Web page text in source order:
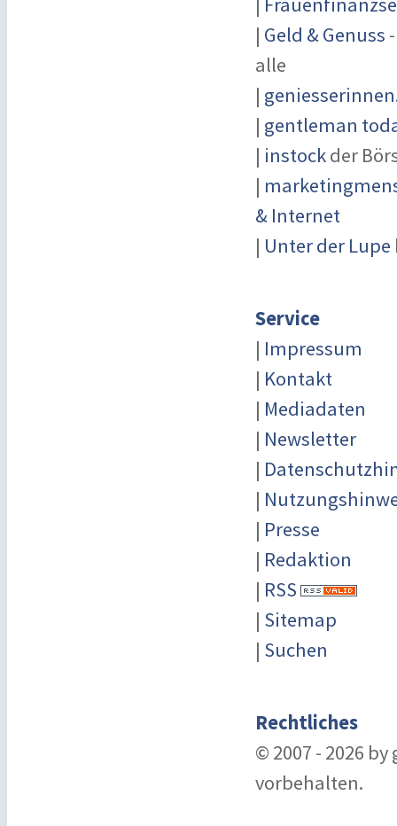
| Geld & Genuss
alle
|
| gentleman
| instockder
|
& Internet
| Unter der Lupe
Service
| Impressum
| Kontakt
| Mediadaten
| Newsletter
|
|
| Presse
| Redaktion
| RSS
| Sitemap
| Suchen
Rechtliches
© 2007 - 2026
vorbehalten.